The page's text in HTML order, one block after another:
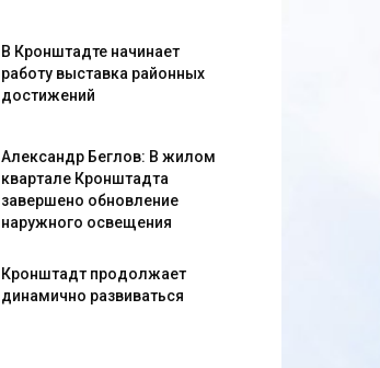
В Кронштадте начинает
работу выставка районных
достижений
Александр Беглов: В жилом
квартале Кронштадта
завершено обновление
наружного освещения
Кронштадт продолжает
динамично развиваться